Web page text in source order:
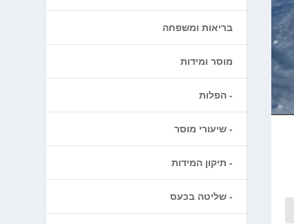
בריאות ומשפחה
מוסר ומידות
הפלות
שיעורי מוסר
תיקון המידות
שליטה בכעס